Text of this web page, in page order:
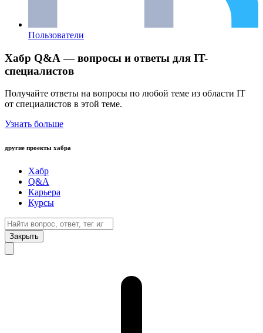
Пользователи
Хабр Q&A — вопросы и ответы для IT-
специалистов
Получайте ответы на вопросы по любой теме из области IT
от специалистов в этой теме.
Узнать больше
другие проекты хабра
Хабр
Q&A
Карьера
Курсы
Закрыть